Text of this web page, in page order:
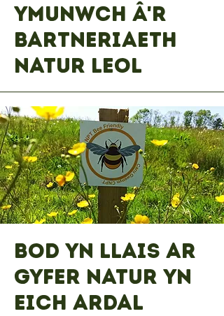
Ymunwch â'r
Bartneriaeth
Natur Leol
Bod yn llais ar
gyfer natur yn
eich ardal